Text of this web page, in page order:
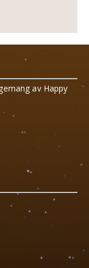
av Happy